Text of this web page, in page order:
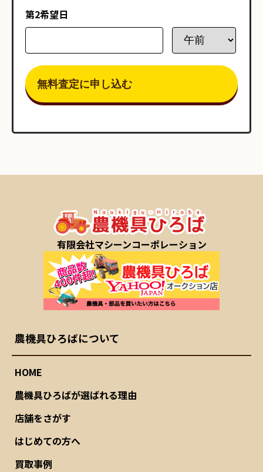
第2希望日
有限会社マシーンコーポレーション
農機具ひろばについて
HOME
農機具ひろばが選ばれる理由
店舗をさがす
はじめての方へ
買取事例